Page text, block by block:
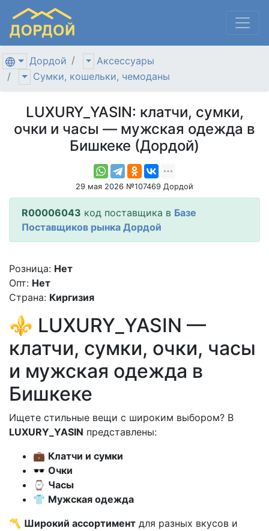
Дордой
Аксессуары
Сумки, кошельки, чемоданы
LUXURY_YASIN: клатчи, сумки,
очки и часы — мужская одежда в
Бишкеке (Дордой)
29 мая 2026 №107469 Дордой
R00006043 код поставщика в Базе
Поставщиков рынка Дордой
Розница: Нет
Опт: Нет
Страна: Киргизия
⚜️ LUXURY_YASIN —
клатчи, сумки, очки, часы
и мужская одежда в
Бишкеке
Ищете стильные вещи с широким выбором? В
LUXURY_YASIN представлены:
💼 Клатчи и сумки
🕶 Очки
⌚ Часы
👕 Мужская одежда
〽️ Широкий ассортимент для разных вкусов и